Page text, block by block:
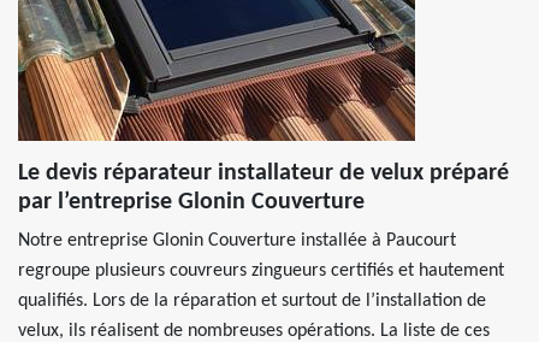
Le devis réparateur installateur de velux préparé
par l’entreprise Glonin Couverture
Notre entreprise Glonin Couverture installée à Paucourt
regroupe plusieurs couvreurs zingueurs certifiés et hautement
qualifiés. Lors de la réparation et surtout de l’installation de
velux, ils réalisent de nombreuses opérations. La liste de ces